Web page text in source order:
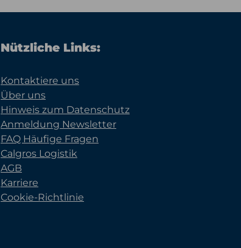
Nützliche Links:
Kontaktiere uns
Über uns
Hinweis zum Datenschutz
Anmeldung Newsletter
FAQ Häufige Fragen
Calgros Logistik
AGB
Karriere
Cookie-Richtlinie